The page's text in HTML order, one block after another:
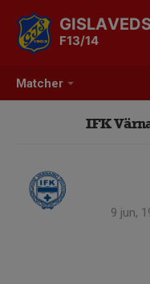
Matcher
F13/14
IFK
9 jun,